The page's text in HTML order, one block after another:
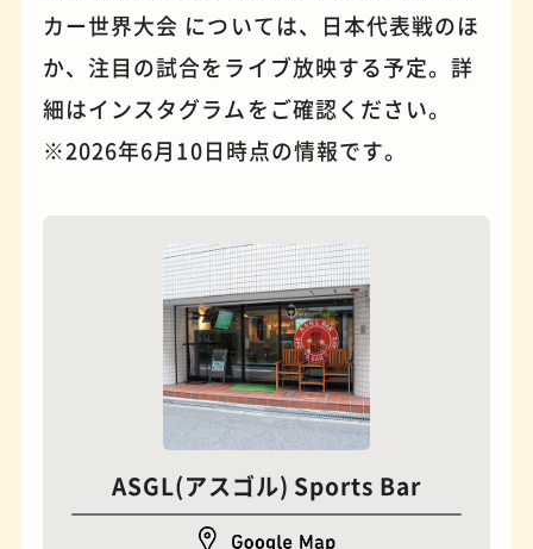
石窯ピザ
フィギュアショップ
カー世界大会 については、日本代表戦のほ
か、注目の試合をライブ放映する予定。詳
細はインスタグラムをご確認ください。
※2026年6月10日時点の情報です。
ASGL(アスゴル) Sports Bar